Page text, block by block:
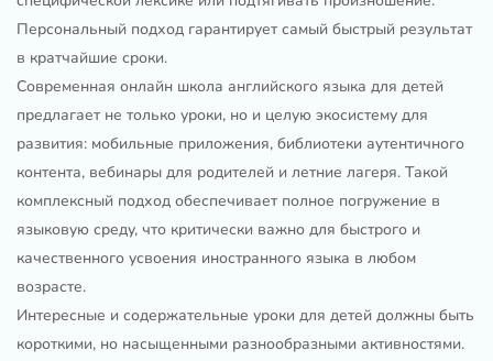
Персональный подход гарантирует самый быстрый результат
в кратчайшие сроки.
Современная онлайн школа английского языка для детей
предлагает не только уроки, но и целую экосистему для
развития: мобильные приложения, библиотеки аутентичного
контента, вебинары для родителей и летние лагеря. Такой
комплексный подход обеспечивает полное погружение в
языковую среду, что критически важно для быстрого и
качественного усвоения иностранного языка в любом
возрасте.
Интересные и содержательные уроки для детей должны быть
короткими, но насыщенными разнообразными активностями.